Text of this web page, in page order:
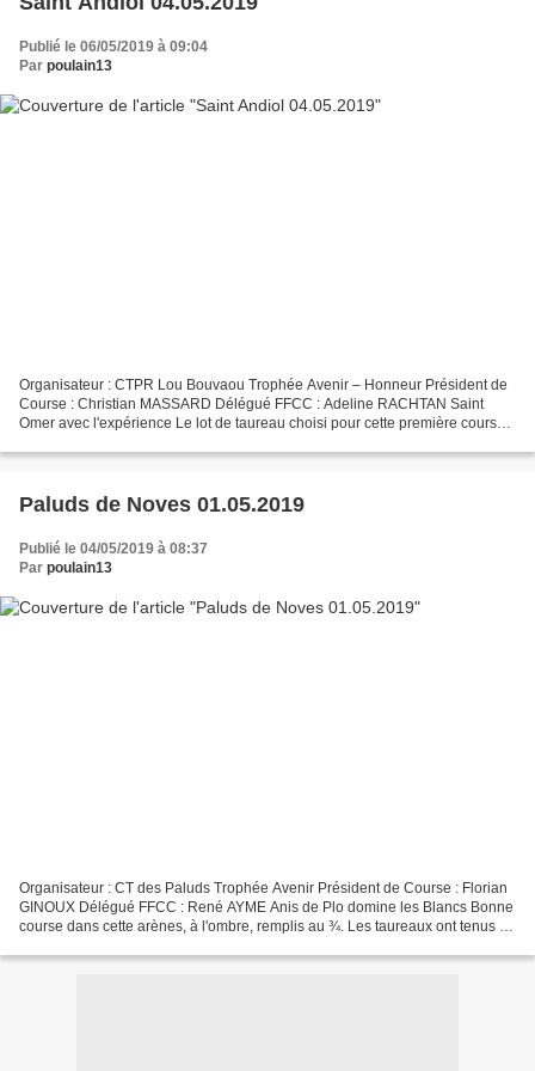
Publié le 06/05/2019 à 09:04
Par poulain13
Organisateur : CTPR Lou Bouvaou Trophée Avenir – Honneur Président de
Course : Christian MASSARD Délégué FFCC : Adeline RACHTAN Saint
Omer avec l'expérience Le lot de taureau choisi pour cette première course
Paluds de Noves 01.05.2019
Publié le 04/05/2019 à 08:37
Par poulain13
Organisateur : CT des Paluds Trophée Avenir Président de Course : Florian
GINOUX Délégué FFCC : René AYME Anis de Plo domine les Blancs Bonne
course dans cette arènes, à l'ombre, remplis au ¾. Les taureaux ont tenus le